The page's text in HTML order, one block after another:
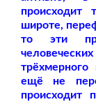
происходит
широте,
то эти
ещё не
происходит